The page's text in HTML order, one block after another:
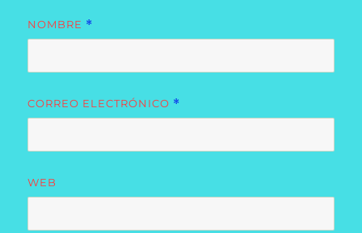
NOMBRE *
CORREO ELECTRÓNICO *
WEB